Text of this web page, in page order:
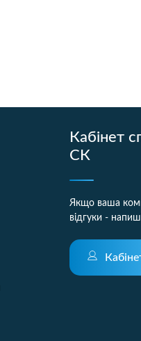
Кабінет
СК
Якщо ваша
відгуки -